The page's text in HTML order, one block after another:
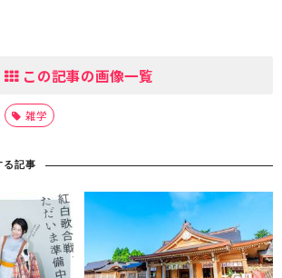
この記事の画像一覧
雑学
る記事